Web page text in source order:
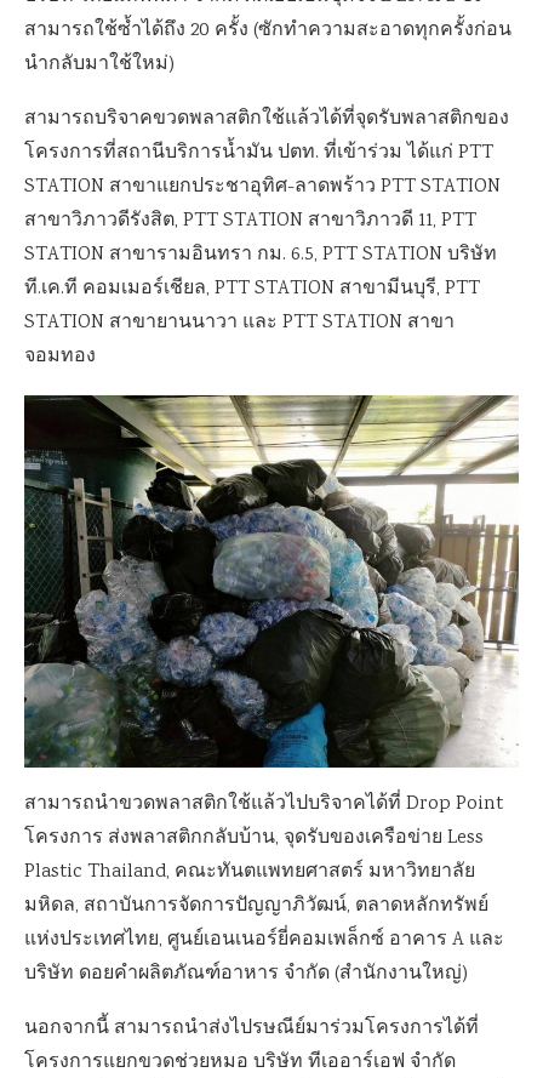
สามารถใช้ซ้ำได้ถึง 20 ครั้ง (ซักทำความสะอาดทุกครั้งก่อน
นำกลับมาใช้ใหม่)
สามารถบริจาคขวดพลาสติกใช้แล้วได้ที่จุดรับพลาสติกของ
โครงการที่สถานีบริการน้ำมัน ปตท. ที่เข้าร่วม ได้แก่ PTT
STATION สาขาแยกประชาอุทิศ-ลาดพร้าว PTT STATION
สาขาวิภาวดีรังสิต, PTT STATION สาขาวิภาวดี 11, PTT
STATION สาขารามอินทรา กม. 6.5, PTT STATION บริษัท
ที.เค.ที คอมเมอร์เชียล, PTT STATION สาขามีนบุรี, PTT
STATION สาขายานนาวา และ PTT STATION สาขา
จอมทอง
สามารถนำขวดพลาสติกใช้แล้วไปบริจาคได้ที่ Drop Point
โครงการ ส่งพลาสติกกลับบ้าน, จุดรับของเครือข่าย Less
Plastic Thailand, คณะทันตแพทยศาสตร์ มหาวิทยาลัย
มหิดล, สถาบันการจัดการปัญญาภิวัฒน์, ตลาดหลักทรัพย์
แห่งประเทศไทย, ศูนย์เอนเนอร์ยี่คอมเพล็กซ์ อาคาร A และ
บริษัท ดอยคำผลิตภัณฑ์อาหาร จำกัด (สำนักงานใหญ่)
นอกจากนี้ สามารถนำส่งไปรษณีย์มาร่วมโครงการได้ที่
โครงการแยกขวดช่วยหมอ บริษัท ทีเออาร์เอฟ จำกัด